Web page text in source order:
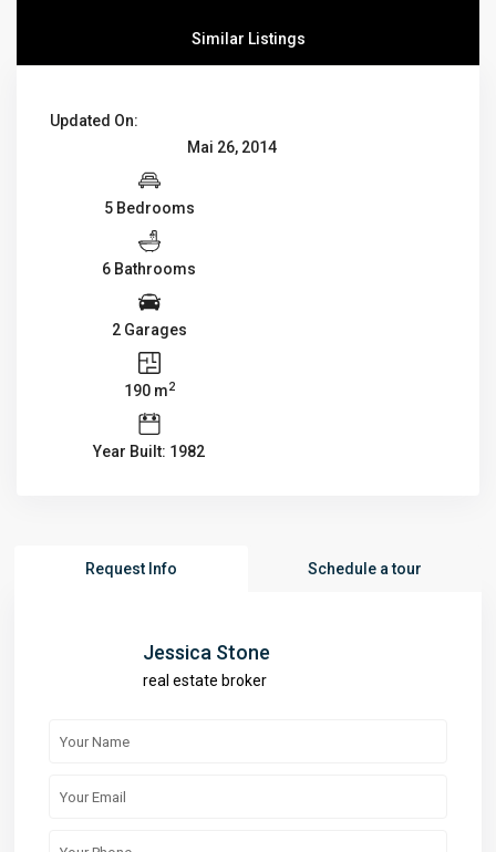
Similar Listings
Updated On:
Mai 26, 2014
5 Bedrooms
6 Bathrooms
2 Garages
190 m2
Year Built: 1982
Request Info Schedule a tour
Jessica Stone
real estate broker